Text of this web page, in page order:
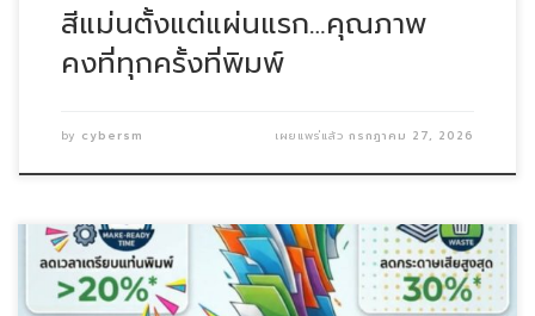
สีแม่นตั้งแต่แผ่นแรก…คุณภาพ
คงที่ทุกครั้งที่พิมพ์
by cybersm เผยแพร่แล้วกรกฎาคม 27, 2026